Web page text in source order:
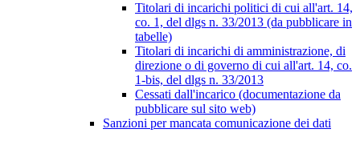
Titolari di incarichi politici di cui all'art. 14,
co. 1, del dlgs n. 33/2013 (da pubblicare in
tabelle)
Titolari di incarichi di amministrazione, di
direzione o di governo di cui all'art. 14, co.
1-bis, del dlgs n. 33/2013
Cessati dall'incarico (documentazione da
pubblicare sul sito web)
Sanzioni per mancata comunicazione dei dati